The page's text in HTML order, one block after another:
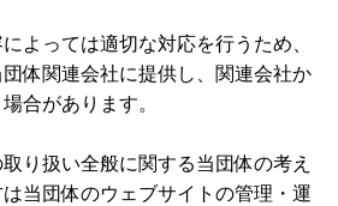
よっては適切な対応を行うため、
体関連会社に提供し、関連会社か
合があります。
り扱い全般に関する当団体の考え
当団体のウェブサイトの管理・運